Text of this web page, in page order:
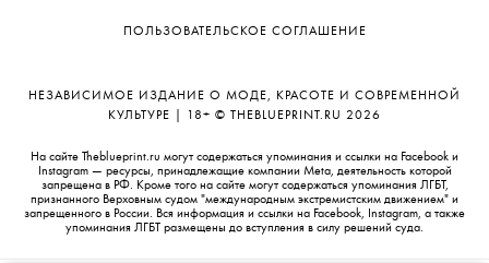
ПОЛЬЗОВАТЕЛЬСКОЕ СОГЛАШЕНИЕ
НЕЗАВИСИМОЕ ИЗДАНИЕ О МОДЕ, КРАСОТЕ И СОВРЕМЕННОЙ
КУЛЬТУРЕ | 18+ © THEBLUEPRINT.RU 2026
На сайте Theblueprint.ru могут содержаться упоминания и ссылки на Facebook и
Instagram — ресурсы, принадлежащие компании Meta, деятельность которой
запрещена в РФ. Кроме того на сайте могут содержаться упоминания ЛГБТ,
признанного Верховным судом "международным экстремистским движением" и
запрещенного в России. Вся информация и ссылки на Facebook, Instagram, а также
упоминания ЛГБТ размещены до вступления в силу решений суда.